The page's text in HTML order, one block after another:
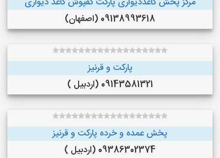
09138993618 (اصفهان)
پارکت و قرنیز
09143581321 (اردبیل )
پخش عمده و خرده پارکت و قرنیز
09386302374 (اردبیل )